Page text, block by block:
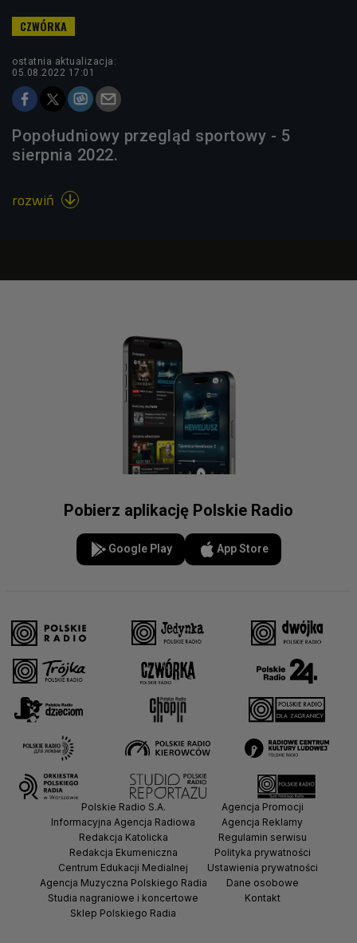
ostatnia aktualizacja:
05.08.2022 17:01
Popołudniowy przegląd sportowy - 5
sierpnia 2022.
rozwiń 
Pobierz aplikację Polskie Radio
Google Play App Store
Polskie Radio S.A.
Informacyjna Agencja Radiowa
Redakcja Katolicka
Redakcja Ekumeniczna
Centrum Edukacji Medialnej
Agencja Muzyczna Polskiego Radia
Studia nagraniowe i koncertowe
Sklep Polskiego Radia
Agencja Promocji
Agencja Reklamy
Regulamin serwisu
Polityka prywatności
Ustawienia prywatności
Dane osobowe
Kontakt